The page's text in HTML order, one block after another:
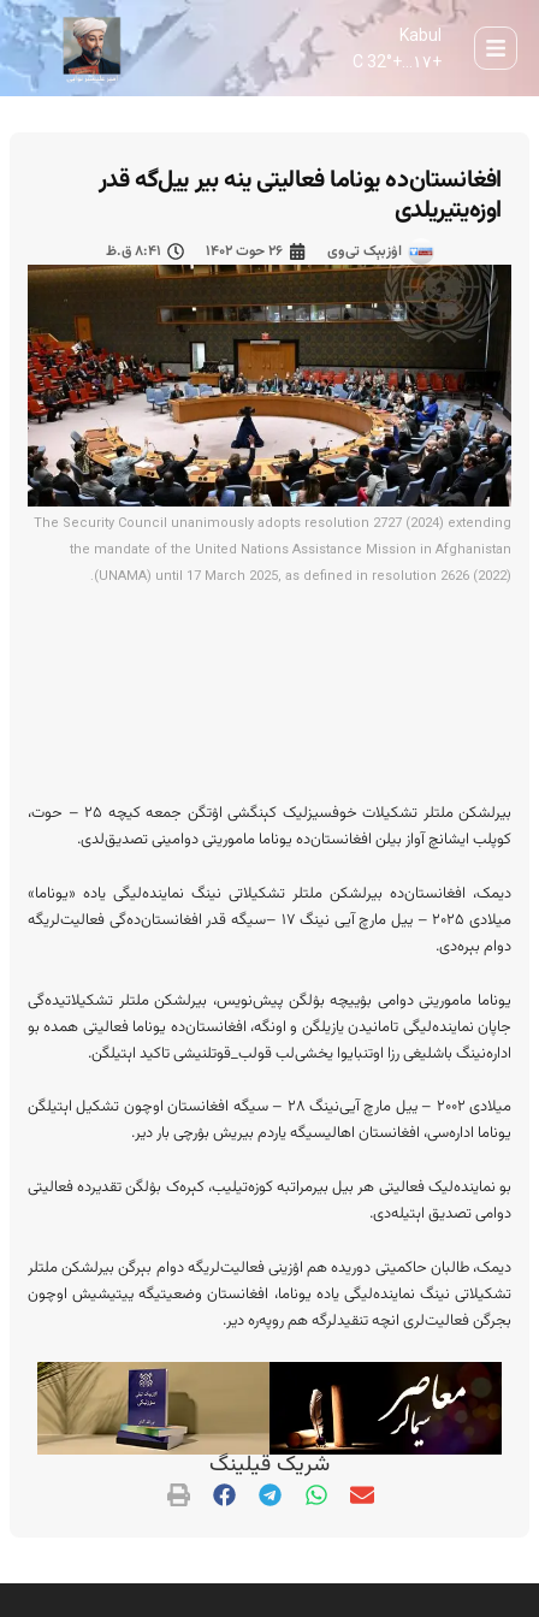
Kabul
+۱۷... +
32° C
افغانستان‌ده یوناما فعالیتی ینه بیر ییل‌گه قدر
اوزه‌یتیریلدی
اۉزبېک تی‌وی ۲۶ حوت ۱۴۰۲ ۸:۴۱ ق.ظ
The Security Council unanimously adopts resolution 2727 (2024) extending
the mandate of the United Nations Assistance Mission in Afghanistan
(UNAMA) until 17 March 2025, as defined in resolution 2626 (2022).
بیرلشکن ملتلر تشکیلات خوفسیزلیک کېنگشی اۉتگن جمعه کیچه ۲۵ – حوت،
کوپلب ایشانچ آواز بیلن افغانستان‌ده یوناما ماموریتی دوامینی تصدیق‌لدی.
دیمک، افغانستان‌ده بیرلشکن ملتلر تشکیلاتی نینگ نماینده‌لیگی یاده «یوناما»
میلادی ۲۰۲۵ – ییل مارچ آیی نینگ ۱۷ –سیگه قدر افغانستان‌ده‌گی فعالیت‌لریگه
دوام بېره‌دی.
یوناما ماموریتی دوامی بۉییچه بۉلگن پیش‌نویس، بیرلشکن ملتلر تشکیلاتیده‌گی
جاپان نماینده‌لیگی تامانیدن یازیلگن و اونگه، افغانستان‌ده یوناما فعالیتی همده بو
اداره‌نینگ باشلیغی رزا اوتنبایوا یخشی‌لب قولب_قوتلنیشی تاکید اېتیلگن.
میلادی ۲۰۰۲ – ییل مارچ آیی‌نینگ ۲۸ – سیگه افغانستان اوچون تشکیل اېتیلگن
یوناما اداره‌سی، افغانستان اهالیسیگه یاردم بیریش بۉرچی بار دیر.
بو نماینده‌لیک فعالیتی هر بیل بیرمراتبه کوزه‌تیلیب، کېره‌ک بۉلگن تقدیرده فعالیتی
دوامی تصدیق اېتیله‌دی.
دیمک، طالبان حاکمیتی دوریده هم اۉزینی فعالیت‌لریگه دوام بېرگن بیرلشکن ملتلر
تشکیلاتی نینگ نماینده‌لیگی یاده یوناما، افغانستان‌ وضعیتیگه ییتیشیش اوچون
بجرگن فعالیت‌لری انچه تنقیدلرگه هم روپه‌ره دیر.
شریک قیلینگ